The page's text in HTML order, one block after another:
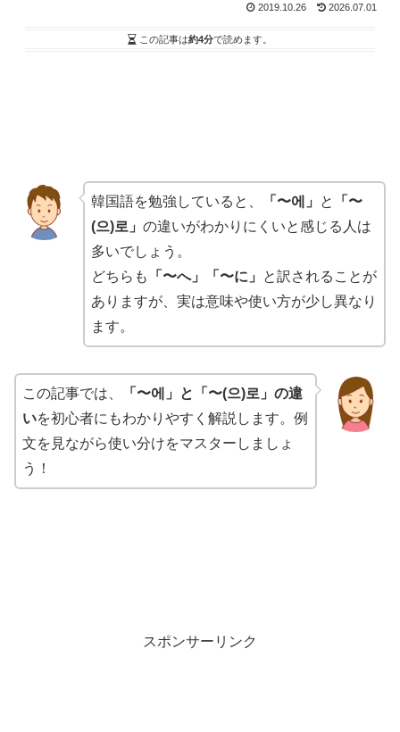
2019.10.26 2026.07.01
この記事は約4分で読めます。
韓国語を勉強していると、 「〜에」 と
「〜
(으)로」 の違いがわかりにくいと感じる人は
多いでしょう。
どちらも 「〜へ」「〜に」
と訳されることが
ありますが、実は意味や使い方が少し異なり
ます。
この記事では、
「〜에」と「〜(으)로」の違
いを初心者にもわかりやすく解説します。例
文を見ながら使い分けをマスターしましょ
う！
スポンサーリンク